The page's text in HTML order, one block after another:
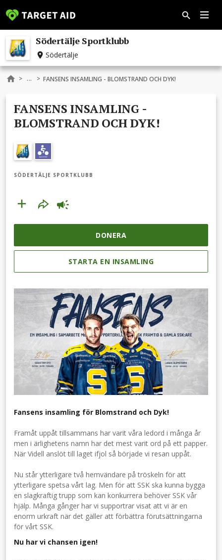
Södertälje Sportklubb
Södertälje
> ... > FANSENS INSAMLING - BLOMSTRAND OCH DYK!
FANSENS INSAMLING -
BLOMSTRAND OCH DYK!
SÖDERTÄLJE SPORTKLUBB
DONERA
STARTA EN INSAMLING
Fansens insamling för Blomstrand och Dyk!
Framåt uppåt tillsammans har varit våra ledord i många år
men i ärlighetens namn har det mest varit ord på ett papper.
När Videll anslöt till laget ifjol så började vi resan uppåt.
Nu står ytterligare två hemvändare på tröskeln för att
ytterligare spetsa vårt lag. Men för att SSK ska kunna bygga
en slagkraftig trupp som kan konkurrera behöver SSK vår
hjälp. Många gånger har vi supportrar visat att vi är en
enorm urkraft när det gäller att förbättra förutsättningarna
för vårt SSK.
Nu har vi chansen igen!